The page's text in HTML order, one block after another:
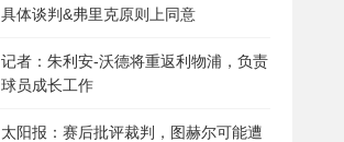
具体谈判&弗里克原则上同意
记者：朱利安-沃德将重返利物浦，负责
球员成长工作
太阳报：赛后批评裁判，图赫尔可能遭